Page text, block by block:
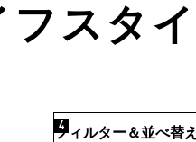
フスタイ
フィルター＆並べ替え
4